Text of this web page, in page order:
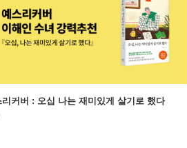
리커버 : 오십 나는 재미있게 살기로 했다